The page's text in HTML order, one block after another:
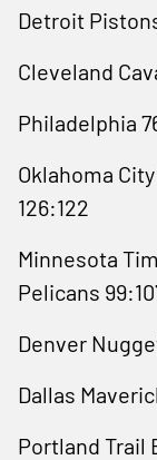
Detroit
Cleveland
Philadelphia
Oklahoma
126:122
Minnesota
Pelicans
Denver
Dallas
Portland Trail